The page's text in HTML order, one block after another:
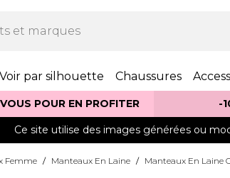
Voir par silhouette Chaussures
POUR EN PROFITER -
Ce site utilise des images générées ou
Femme / Manteaux En Laine / Manteaux En Laine